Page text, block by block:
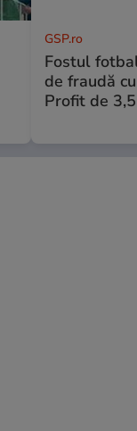
GSP.ro
Fostul
de fraudă
Profit de